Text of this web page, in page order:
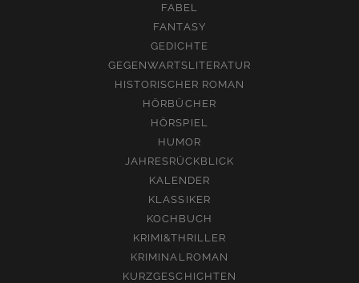
FABEL
FANTASY
GEDICHTE
GEGENWARTSLITERATUR
HISTORISCHER ROMAN
HÖRBÜCHER
HÖRSPIEL
HUMOR
JAHRESRÜCKBLICK
KALENDER
KLASSIKER
KOCHBUCH
KRIMI&THRILLER
KRIMINALROMAN
KURZGESCHICHTEN